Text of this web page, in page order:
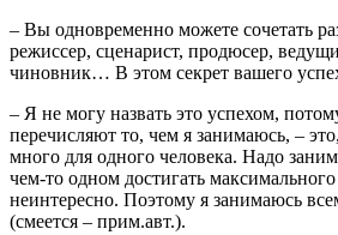
– Вы одновременно можете сочетать
режиссер, сценарист, продюсер,
чиновник… В этом секрет вашего
– Я не могу назвать это успехом,
перечисляют то, чем я занимаюсь, –
много для одного человека. Надо
чем-то одном достигать
неинтересно. Поэтому я занимаюсь
(смеется – прим.авт.).